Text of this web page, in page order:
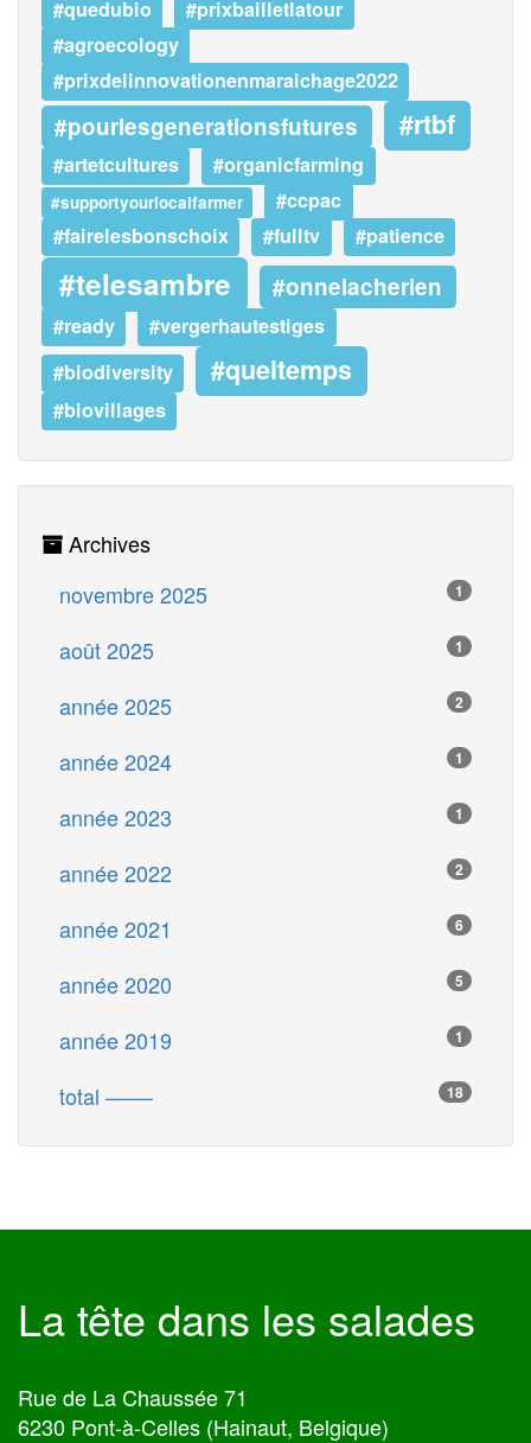
#quedubio
#prixbailletlatour
#agroecology
#prixdelinnovationenmaraichage2022
#pourlesgenerationsfutures #rtbf
#artetcultures #organicfarming
#supportyourlocalfarmer
#ccpac
#fairelesbonschoix
#fulltv #patience
#telesambre #onnelacherien
#ready
#vergerhautestiges
#biodiversity
#queltemps
#biovillages
Archives
1
novembre 2025
1
août 2025
2
année 2025
1
année 2024
1
année 2023
2
année 2022
6
année 2021
5
année 2020
1
année 2019
18
total ––––
La tête dans les salades
Rue de La Chaussée 71
6230 Pont-à-Celles (Hainaut, Belgique)